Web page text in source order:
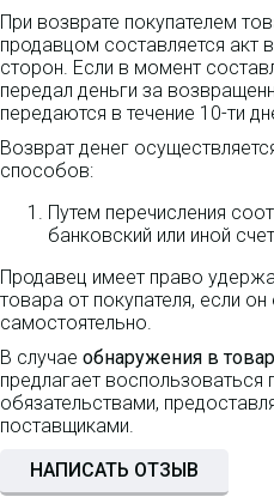
При возврате покупателем
продавцом составляется акт
сторон. Если в момент
передал деньги за
передаются в течение 10-ти
Возврат денег
способов:
Путем перечисления
банковский или иной
Продавец имеет право
товара от покупателя, если
самостоятельно.
В случае обнаружения в
предлагает воспользоваться
обязательствами,
поставщиками.
НАПИСАТЬ ОТЗЫВ